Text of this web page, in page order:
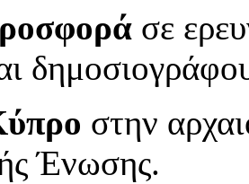
σε
στην
Ένωσης.